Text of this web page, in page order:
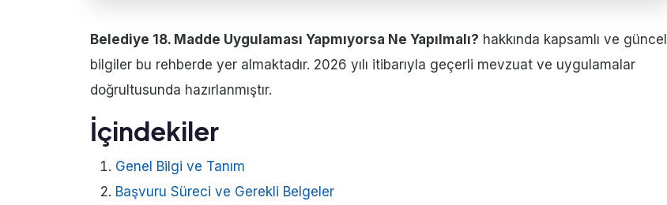
Belediye 18. Madde Uygulaması Yapmıyorsa Ne Yapılmalı? hakkında kapsamlı ve güncel
bilgiler bu rehberde yer almaktadır. 2026 yılı itibarıyla geçerli mevzuat ve uygulamalar
doğrultusunda hazırlanmıştır.
İçindekiler
Genel Bilgi ve Tanım
Başvuru Süreci ve Gerekli Belgeler